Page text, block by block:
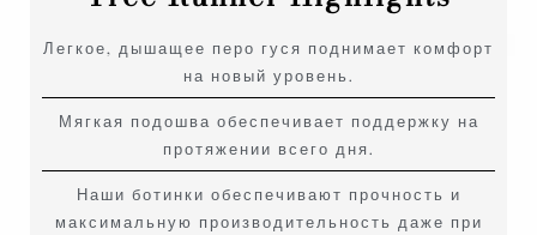
Легкое, дышащее перо гуся поднимает комфорт
на новый уровень.
Мягкая подошва обеспечивает поддержку на
протяжении всего дня.
Наши ботинки обеспечивают прочность и
максимальную производительность даже при